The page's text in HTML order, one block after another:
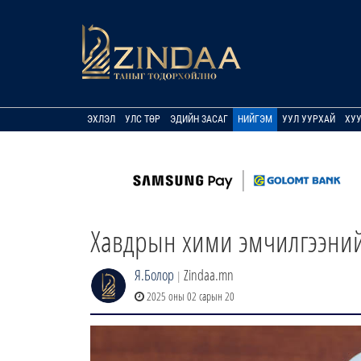
ЭХЛЭЛ УЛС ТӨР ЭДИЙН ЗАСАГ НИЙГЭМ УУЛ УУРХАЙ
Хавдрын хими
Я.Болор | Zindaa.mn
2025 оны 02 сарын 20